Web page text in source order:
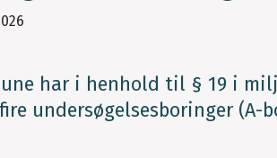
har i henhold til § 19 i
undersøgelsesboringer (A-